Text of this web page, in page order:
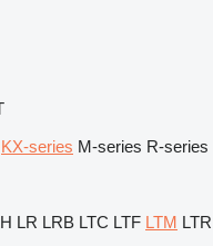
KX-series M-series R-series
LR LRB LTC LTF LTM LTR